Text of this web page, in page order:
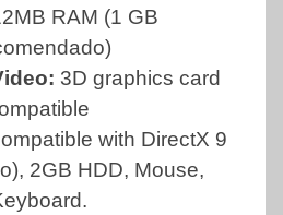
RAM (1 GB
3D graphics card
with DirectX 9
2GB HDD, Mouse,